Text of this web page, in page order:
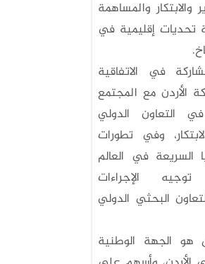
والمساهمة
إقليمية في
في الاتفاقية
مع المجتمع
الدولي
وفي تطورات
في العالم
الإجراءات
البحثي الدولي
الجهة الوطنية